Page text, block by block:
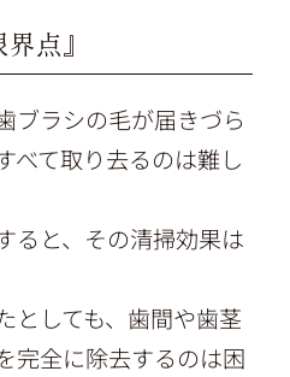
点』
ブラシの毛が届きづら
べて取り去るのは難し
ると、その清掃効果は
としても、歯間や歯茎
完全に除去するのは困